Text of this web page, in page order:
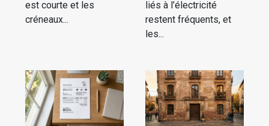
est courte et les
créneaux...
liés à l’électricité
restent fréquents, et
les...